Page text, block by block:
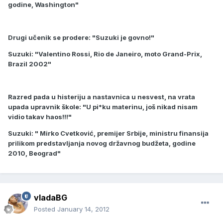
godine, Washington"
Drugi učenik se prodere: "Suzuki je govno!"
Suzuki: "Valentino Rossi, Rio de Janeiro, moto Grand-Prix,
Brazil 2002"
Razred pada u histeriju a nastavnica u nesvest, na vrata
upada upravnik škole: "U pi*ku materinu, još nikad nisam
vidio takav haos!!!"
Suzuki: " Mirko Cvetković, premijer Srbije, ministru finansija
prilikom predstavljanja novog državnog budžeta, godine
2010, Beograd"
vladaBG
Posted January 14, 2012